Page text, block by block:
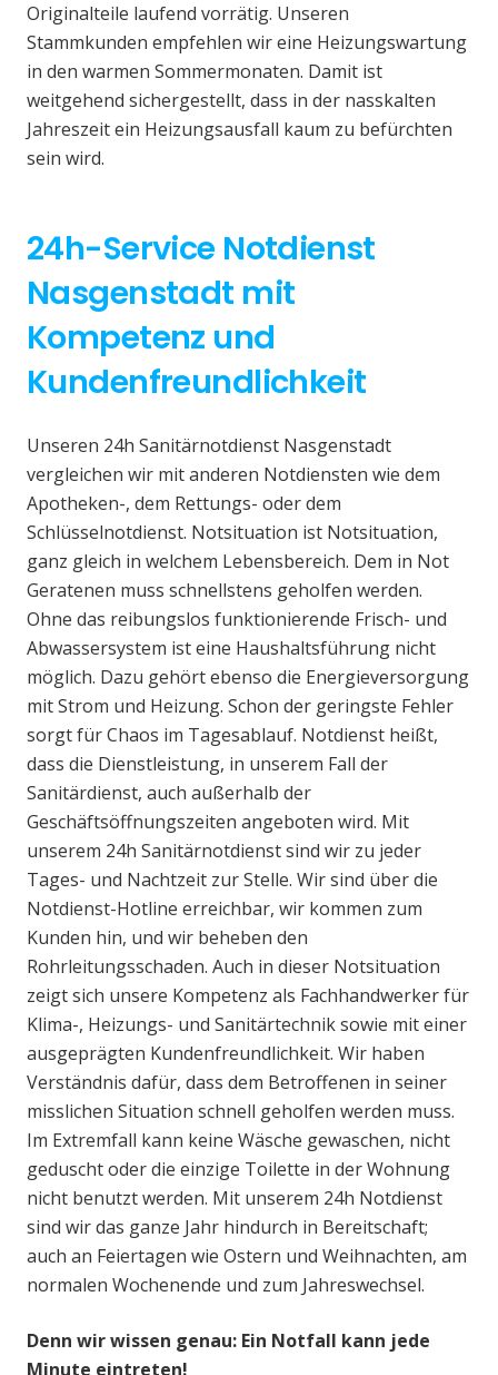
Originalteile laufend vorrätig. Unseren
Stammkunden empfehlen wir eine Heizungswartung
in den warmen Sommermonaten. Damit ist
weitgehend sichergestellt, dass in der nasskalten
Jahreszeit ein Heizungsausfall kaum zu befürchten
sein wird.
24h-Service Notdienst
Nasgenstadt mit
Kompetenz und
Kundenfreundlichkeit
Unseren 24h Sanitärnotdienst Nasgenstadt
vergleichen wir mit anderen Notdiensten wie dem
Apotheken-, dem Rettungs- oder dem
Schlüsselnotdienst. Notsituation ist Notsituation,
ganz gleich in welchem Lebensbereich. Dem in Not
Geratenen muss schnellstens geholfen werden.
Ohne das reibungslos funktionierende Frisch- und
Abwassersystem ist eine Haushaltsführung nicht
möglich. Dazu gehört ebenso die Energieversorgung
mit Strom und Heizung. Schon der geringste Fehler
sorgt für Chaos im Tagesablauf. Notdienst heißt,
dass die Dienstleistung, in unserem Fall der
Sanitärdienst, auch außerhalb der
Geschäftsöffnungszeiten angeboten wird. Mit
unserem 24h Sanitärnotdienst sind wir zu jeder
Tages- und Nachtzeit zur Stelle. Wir sind über die
Notdienst-Hotline erreichbar, wir kommen zum
Kunden hin, und wir beheben den
Rohrleitungsschaden. Auch in dieser Notsituation
zeigt sich unsere Kompetenz als Fachhandwerker für
Klima-, Heizungs- und Sanitärtechnik sowie mit einer
ausgeprägten Kundenfreundlichkeit. Wir haben
Verständnis dafür, dass dem Betroffenen in seiner
misslichen Situation schnell geholfen werden muss.
Im Extremfall kann keine Wäsche gewaschen, nicht
geduscht oder die einzige Toilette in der Wohnung
nicht benutzt werden. Mit unserem 24h Notdienst
sind wir das ganze Jahr hindurch in Bereitschaft;
auch an Feiertagen wie Ostern und Weihnachten, am
normalen Wochenende und zum Jahreswechsel.
Denn wir wissen genau: Ein Notfall kann jede
Minute eintreten!